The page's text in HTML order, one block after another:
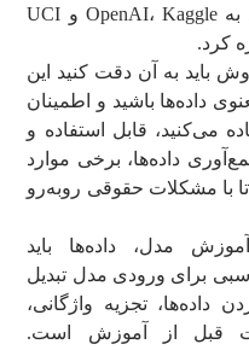
دسترس کاربران قرار داده‌اند باید به OpenAI، Kaggle و UCI
باید به آن دقت کنید این
داده‌ها باشید و اطمینان
می‌کنید، قابل استفاده و
داده‌ها، برخی موارد
با مشکلات حقوقی روبه‌رو
مدل، داده‌ها باید
برای ورودی مدل تبدیل
داده‌ها، تجزیه واژگانی،
قبل از آموزش است.